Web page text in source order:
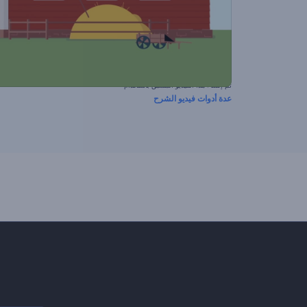
تم إنشاء هذا الفيديو المسبق باستخدام
عدة أدوات فيديو الشرح